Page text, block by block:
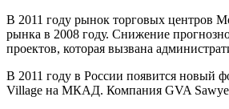
В 2011 году рынок торговых центров
рынка в 2008 году. Снижение
проектов, которая вызвана
В 2011 году в России появится новый
Village на МКАД. Компания GVA Sawyer в